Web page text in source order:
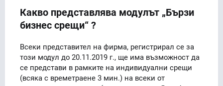
Какво представлява модулът „Бързи
бизнес срещи“ ?
Всеки представител на фирма, регистрирал се за
този модул до 20.11.2019 г., ще има възможност да
се представи в рамките на индивидуални срещи
(всяка с времетраене 3 мин.) на всеки от